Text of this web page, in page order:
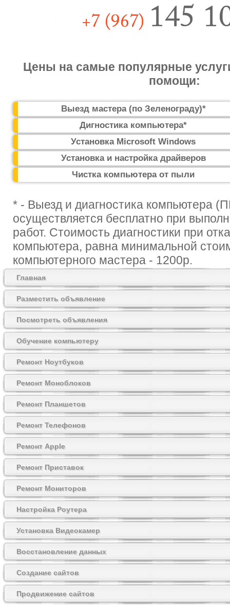
Цены на самые популярные
помощи:
Выезд мастера (по Зеленограду)*
Дигностика компьютера*
Установка Microsoft Windows
Установка и настройка драйверов
Чистка компьютера от пыли
* - Выезд и диагностика компьютера
осуществляется бесплатно при
работ. Стоимость диагностики при
компьютера, равна минимальной
компьютерного мастера - 1200р.
Главная
Разместить объявление
Посмотреть объявления
Обучение компьютеру
Ремонт Ноутбуков
Ремонт Моноблоков
Ремонт Планшетов
Ремонт Телефонов
Ремонт Apple
Ремонт Приставок
Ремонт Мониторов
Настройка Роутера
Установка Видеокамер
Восстановление данных
Создание сайтов
Продвижение сайтов